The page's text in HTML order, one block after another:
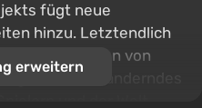
fügt neue
hinzu. Letztendlich
unter Horden von
sich veränderndes
erweitern